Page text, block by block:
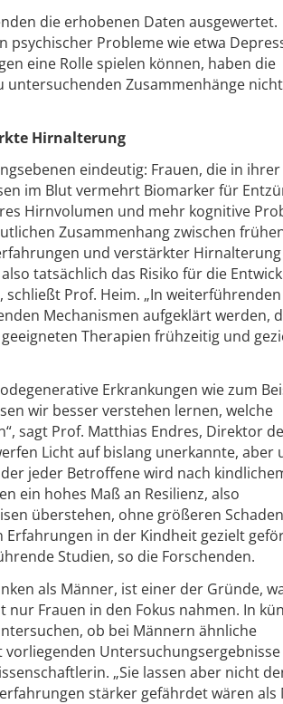
die erhobenen Daten ausgewertet.
psychischer Probleme wie etwa
eine Rolle spielen können, haben die
untersuchenden Zusammenhänge
Hirnalterung
eindeutig: Frauen, die in
im Blut vermehrt Biomarker für
Hirnvolumen und mehr kognitive
Zusammenhang zwischen
und verstärkter Hirnalterung
tatsächlich das Risiko für die
Prof. Heim. „In weiterführenden
Mechanismen aufgeklärt werden,
Therapien frühzeitig und
Erkrankungen wie zum
wir besser verstehen lernen, welche
sagt Prof. Matthias Endres, Direktor
Licht auf bislang unerkannte, aber
jeder Betroffene wird nach
ein hohes Maß an Resilienz, also
überstehen, ohne größeren
Erfahrungen in der Kindheit gezielt
Studien, so die Forschenden.
als Männer, ist einer der Gründe,
Frauen in den Fokus nahmen. In
ob bei Männern ähnliche
„Sie lassen aber nicht
stärker gefährdet wären als